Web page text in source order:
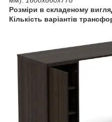
Розміри в складеному
Кількість варіантів